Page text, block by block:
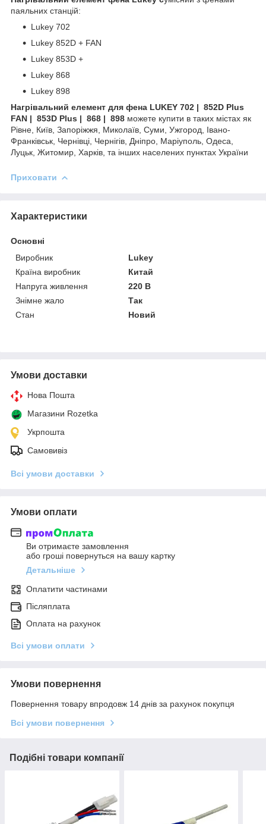
паяльних станцій:
Lukey 702
Lukey 852D + FAN
Lukey 853D +
Lukey 868
Lukey 898
Нагрівальний елемент для фена LUKEY 702 | 852D Plus
FAN | 853D Plus | 868 | 898 можете купити в таких містах як
Рівне, Київ, Запоріжжя, Миколаїв, Суми, Ужгород, Івано-
Франківськ, Чернівці, Чернігів, Дніпро, Маріуполь, Одеса,
Луцьк, Житомир, Харків, та інших населених пунктах України
Приховати
Характеристики
Основні
Виробник
Lukey
Країна виробник
Китай
Напруга живлення
220 В
Знімне жало
Так
Стан
Новий
Умови доставки
Нова Пошта
Магазини Rozetka
Укрпошта
Самовивіз
Всі умови доставки
Умови оплати
Ви отримаєте замовлення
або гроші повернуться на вашу картку
Детальніше
Оплатити частинами
Післяплата
Оплата на рахунок
Всі умови оплати
Умови повернення
Повернення товару впродовж 14 днів за рахунок покупця
Всі умови повернення
Подібні товари компанії